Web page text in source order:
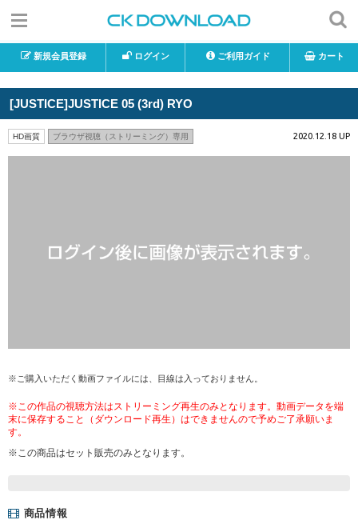
新規会員登録 ログイン ご利用ガイド カート
[JUSTICE]JUSTICE 05 (3rd) RYO
HD画質 ブラウザ視聴（ストリーミング）専用 2020.12.18 UP
※ご購入いただく動画ファイルには、目線は入っておりません。
※この作品の視聴方法はストリーミング再生のみとなります。動画データを端
末に保存すること（ダウンロード再生）はできませんので予めご了承願いま
す。
※この商品はセット販売のみとなります。
商品情報